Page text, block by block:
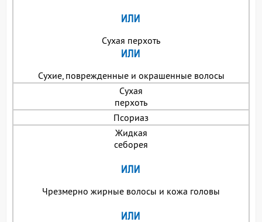
Сухая перхоть
Сухие, поврежденные и окрашенные волосы
Сухая
перхоть
Псориаз
Жидкая
себорея
Чрезмерно жирные волосы и кожа головы